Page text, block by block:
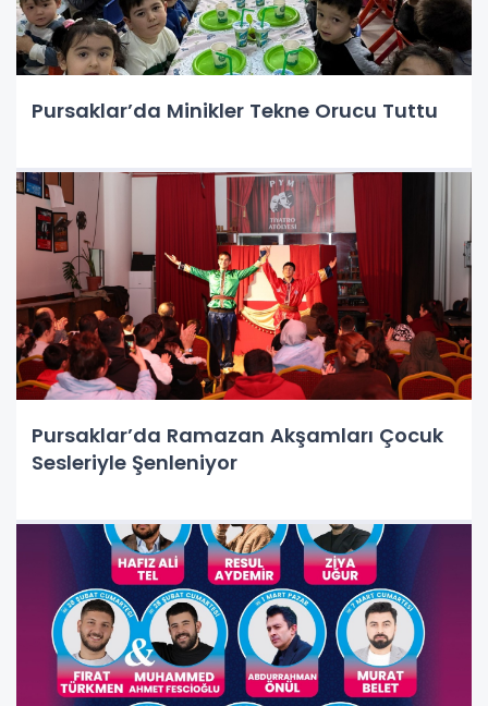
Pursaklar’da Minikler Tekne Orucu Tuttu
Pursaklar’da Ramazan Akşamları Çocuk
Sesleriyle Şenleniyor